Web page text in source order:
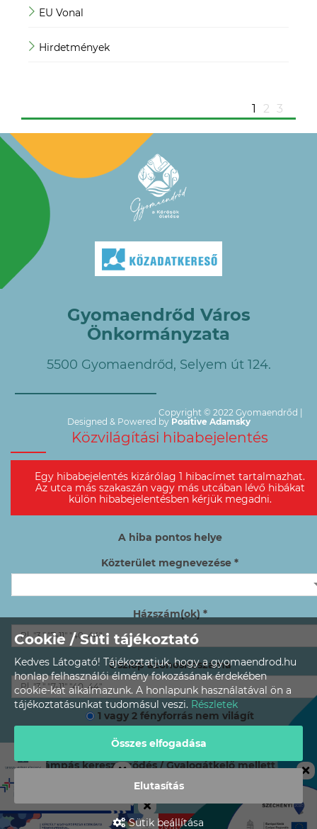
EU Vonal
Hirdetmények
1 2 3
Gyomaendrőd Város
Önkormányzata
5500 Gyomaendrőd, Selyem út 124.
Copyright © 2022 Gyomaendrőd |
Designed & Powered by Positive Adamsky
Közvilágítási hibabejelentés
Egy hibabejelentés kizárólag 1 hibacímet tartalmazhat.
Az utca más szakaszán vagy más utcában lévő hibákat
külön hibabejelentésben kérjük megadni.
A hiba pontos helye
Közterület megnevezése *
Házszám(ok) *
Oszlop azonosítószáma
1 vagy 2 fényforrás nem világít
3 vagy több, egymás melletti fényforrás nem világít
Lámpás kereszteződés / Gyalogátkelő mellett van?
Igen
Nem
Tovább
Cookie / Süti tájékoztató
Kedves Látogató! Tájékoztatjuk, hogy a gyomaendrod.hu
honlap felhasználói élmény fokozásának érdekében
cookie-kat alkalmazunk. A honlapunk használatával ön a
tájékoztatásunkat tudomásul veszi. Részletek
Összes elfogadása
Elutasítás
Sütik beállítása